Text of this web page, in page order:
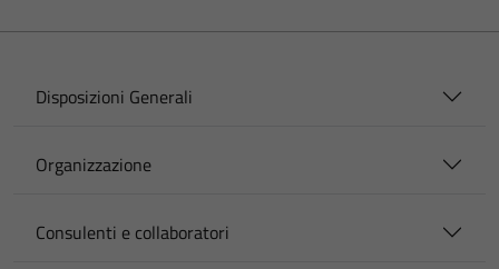
Disposizioni Generali
Organizzazione
Consulenti e collaboratori